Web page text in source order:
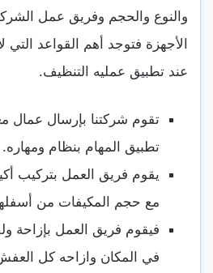
والنوع والحجم وفريق عمل
الأجهزة فتوجد أهم القواعد التي
عند تطبيق عمليه التنظيف.
تقوم شركتنا بإرسال عمال
تطبيق المهام بنظام ومهاره.
يقوم فريق العمل بتركيب
مع حجم المكيفات من
فيقوم فريق العمل بإزاحة
في المكان وازاحه كل